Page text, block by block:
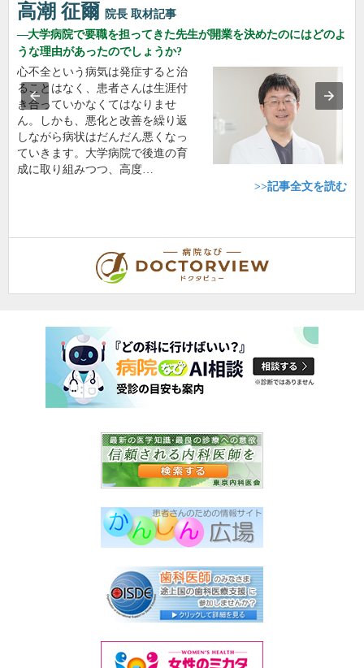
高潮 征爾 院長 取材記事
大学病院で要職を担ってきた先生が開業を決めたのにはどのよ
うな理由があったのでしょうか?
心不全という病気は発症すると治
ることはなく、患者さんは生涯付
き合っていかなくてはなりませ
ん。しかも、悪化と改善を繰り返
しながら病状はだんだん悪くなっ
ていきます。大学病院で後進の育
成に取り組みつつ、高度…
>>記事全文を読む